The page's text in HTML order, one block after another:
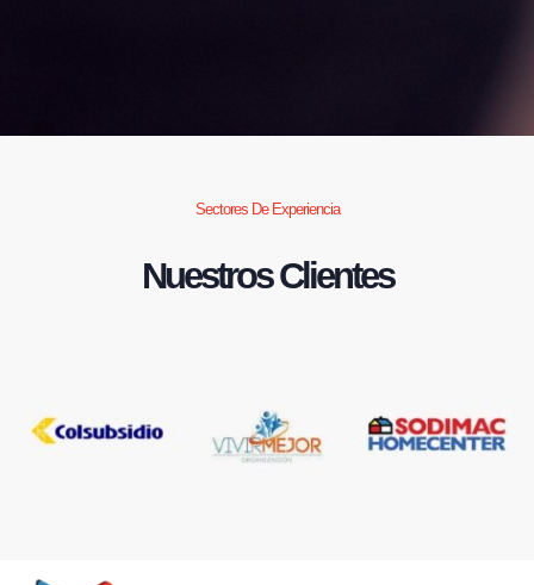
Sectores De Experiencia
Nuestros Clientes